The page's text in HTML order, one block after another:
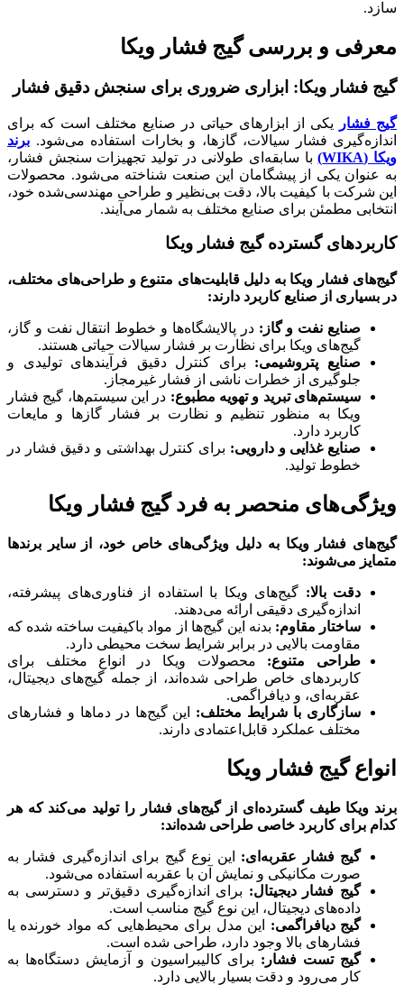
و بررسی گیج فشار ویکا
ویکا: ابزاری ضروری برای سنجش دقیق فشار
یکی از ابزارهای حیاتی در صنایع مختلف است که برای
فشار سیالات، گازها، و بخارات استفاده می‌شود. برند
با سابقه‌ای طولانی در تولید تجهیزات سنجش فشار،
یکی از پیشگامان این صنعت شناخته می‌شود. محصولات
با کیفیت بالا، دقت بی‌نظیر و طراحی مهندسی‌شده خود،
مطمئن برای صنایع مختلف به شمار می‌آیند.
گسترده گیج فشار ویکا
ویکا به دلیل قابلیت‌های متنوع و طراحی‌های مختلف،
از صنایع کاربرد دارند:
نفت و گاز:در پالایشگاه‌ها و خطوط انتقال نفت و گاز،
ویکا برای نظارت بر فشار سیالات حیاتی هستند.
پتروشیمی:برای کنترل دقیق فرآیندهای تولیدی و
از خطرات ناشی از فشار غیرمجاز.
تبرید و تهویه مطبوع:در این سیستم‌ها، گیج فشار
به منظور تنظیم و نظارت بر فشار گازها و مایعات
دارد.
غذایی و دارویی:برای کنترل بهداشتی و دقیق فشار در
تولید.
منحصر به فرد گیج فشار ویکا
ویکا به دلیل ویژگی‌های خاص خود، از سایر برندها
بالا:گیج‌های ویکا با استفاده از فناوری‌های پیشرفته،
دقیقی ارائه می‌دهند.
مقاوم:بدنه این گیج‌ها از مواد باکیفیت ساخته شده که
بالایی در برابر شرایط سخت محیطی دارد.
متنوع: محصولات ویکا در انواع مختلف برای
خاص طراحی شده‌اند، از جمله گیج‌های دیجیتال،
و دیافراگمی.
با شرایط مختلف:این گیج‌ها در دماها و فشارهای
عملکرد قابل‌اعتمادی دارند.
گیج فشار ویکا
طیف گسترده‌ای از گیج‌های فشار را تولید می‌کند که هر
کاربرد خاصی طراحی شده‌اند:
فشار عقربه‌ای:این نوع گیج برای اندازه‌گیری فشار به
مکانیکی و نمایش آن با عقربه استفاده می‌شود.
فشار دیجیتال:
برای اندازه‌گیری دقیق‌تر و دسترسی به
دیجیتال، این نوع گیج مناسب است.
دیافراگمی:این مدل برای محیط‌هایی که مواد خورنده یا
بالا وجود دارد، طراحی شده است.
تست فشار:برای کالیبراسیون و آزمایش دستگاه‌ها به
می‌رود و دقت بسیار بالایی دارد.